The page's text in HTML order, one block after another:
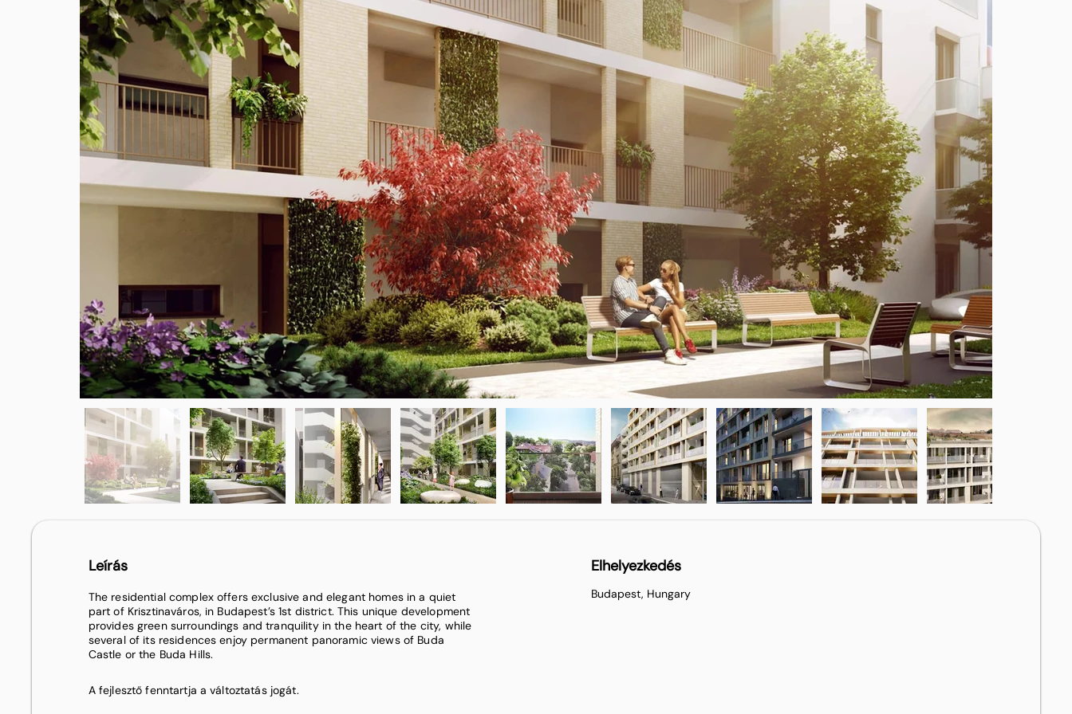
Leírás
The residential complex offers exclusive and elegant homes in a quiet
part of Krisztinaváros, in Budapest’s 1st district. This unique development
provides green surroundings and tranquility in the heart of the city, while
several of its residences enjoy permanent panoramic views of Buda
Castle or the Buda Hills.
A fejlesztő fenntartja a változtatás jogát.
Elhelyezkedés
Budapest, Hungary